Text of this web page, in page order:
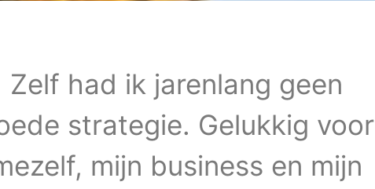
Zelf had ik jarenlang geen
strategie. Gelukkig voor
mijn business en mijn